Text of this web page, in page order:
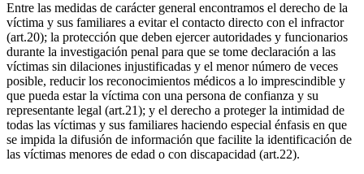
Entre las medidas de carácter general encontramos el derecho de la
víctima y sus familiares a evitar el contacto directo con el infractor
(art.20); la protección que deben ejercer autoridades y funcionarios
durante la investigación penal para que se tome declaración a las
víctimas sin dilaciones injustificadas y el menor número de veces
posible, reducir los reconocimientos médicos a lo imprescindible y
que pueda estar la víctima con una persona de confianza y su
representante legal (art.21); y el derecho a proteger la intimidad de
todas las víctimas y sus familiares haciendo especial énfasis en que
se impida la difusión de información que facilite la identificación de
las víctimas menores de edad o con discapacidad (art.22).